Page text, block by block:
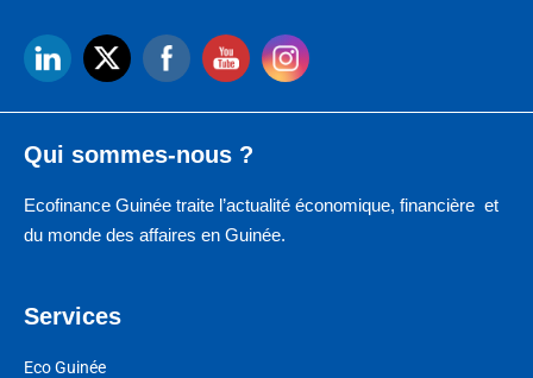
Qui sommes-nous ?
Ecofinance Guinée traite l’actualité économique, financière et
du monde des affaires en Guinée.
Services
Eco Guinée